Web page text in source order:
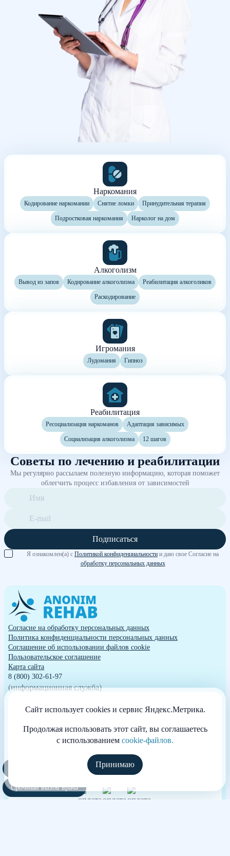
Наркомания
Кодирование наркомании Снятие ломки Принудительная терапия
Подростковая наркомания Нарколог на дом
Алкоголизм
Вывод из запоя Кодирование алкоголизма Реабилитация алкоголиков
Раскодирование
Игромания
Лудомания Гипноз
Реабилитация
Ресоциализация наркоманов Адаптация зависимых
Социализация алкоголизма 12 шагов
Советы по лечению и реабилитации
Мы регулярно рассылаем полезную информацию, которая поможет
облегчить процесс избавления от зависимостей
Подписаться
Я ознакомлен(а) с Политикой конфиденциальности и даю свое Согласие на
обработку персональных данных
Согласие на обработку персональных данных
Политика конфиденциальности персональных данных
Cоглашение об использовании файлов cookie
Пользовательское соглашение
Карта сайта
8 (800) 302-61-97
(информационная служба)
Россия, г. Санкт-Петербург, ул. Хрустальная, 27А
sankt-peterburg@anonim-alco.ru
Сайт использует cookies и сервис Яндекс.Метрика.
Продолжая использовать этот сайт, вы соглашаетесь
с использованием cookie-файлов.
Принимаю
Срочный вызов врача